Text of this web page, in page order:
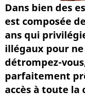
Dans bien des
est composée
ans qui
illégaux pour
détrompez-
parfaitement
accès à toute